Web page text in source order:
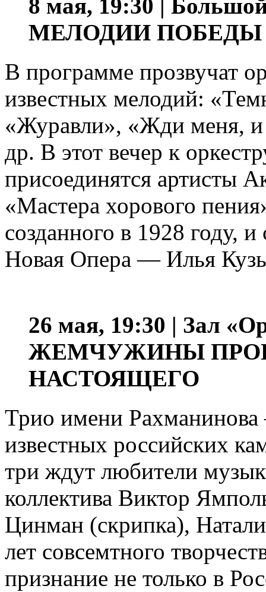
8 мая, 19:30 |
МЕЛОДИИ ПОБЕДЫ
В программе прозвучат
известных мелодий:
«Журавли», «Жди меня,
др. В этот вечер к
присоединятся артисты
«Мастера хорового
созданного в 1928 году,
Новая Опера — Илья
26 мая, 19:30 | Зал
ЖЕМЧУЖИНЫ
НАСТОЯЩЕГО
Трио имени
известных российских
три ждут любители
коллектива Виктор
Цинман (скрипка),
лет совсемтного
признание не только в